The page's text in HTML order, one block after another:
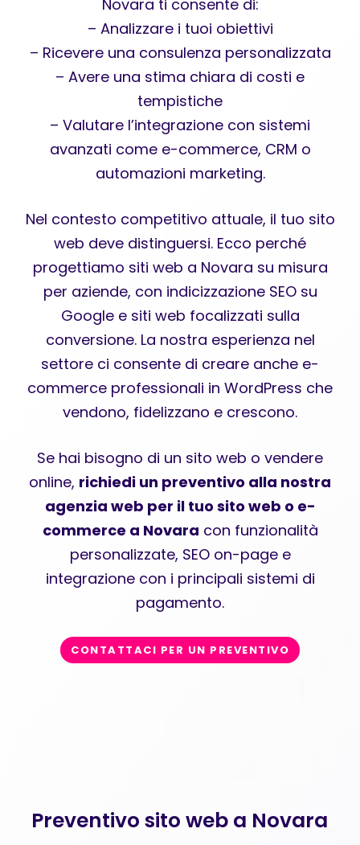
Novara ti consente di:
– Analizzare i tuoi obiettivi
– Ricevere una consulenza personalizzata
– Avere una stima chiara di costi e
tempistiche
– Valutare l’integrazione con sistemi
avanzati come e-commerce, CRM o
automazioni marketing.
Nel contesto competitivo attuale, il tuo sito
web deve distinguersi. Ecco perché
progettiamo siti web a Novara su misura
per aziende, con indicizzazione SEO su
Google e siti web focalizzati sulla
conversione. La nostra esperienza nel
settore ci consente di creare anche e-
commerce professionali in WordPress che
vendono, fidelizzano e crescono.
Se hai bisogno di un sito web o vendere
online, richiedi un preventivo alla nostra
agenzia web per il tuo sito web o e-
commerce a Novara con funzionalità
personalizzate, SEO on-page e
integrazione con i principali sistemi di
pagamento.
CONTATTACI PER UN PREVENTIVO
Preventivo sito web a Novara